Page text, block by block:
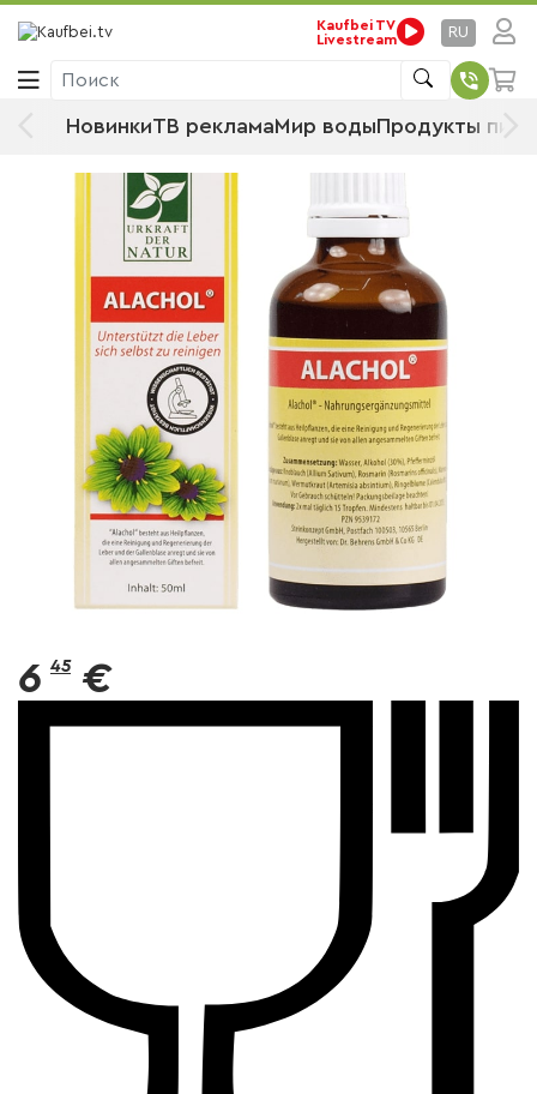
Kaufbei TV
Livestream
RU
Поиск
НовинкиТВ рекламаМир водыПродукты
Стартовая страница
6 45 €